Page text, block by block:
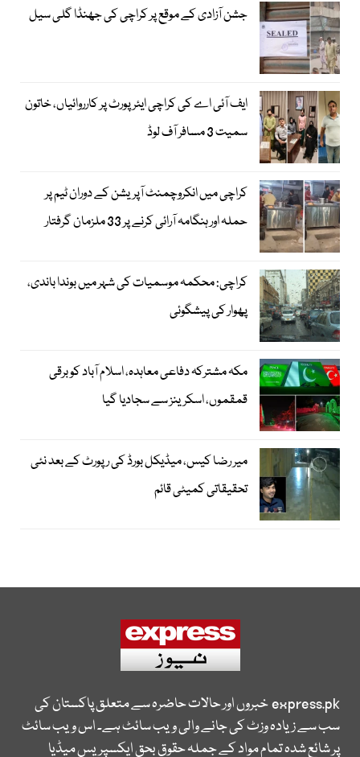
جشن آزادی کے موقع پر کراچی کی جھنڈا گلی سیل
ایف آئی اے کی کراچی ایئرپورٹ پر کارروائیاں، خاتون
سمیت 3 مسافر آف لوڈ
کراچی میں انکروچمنٹ آپریشن کے دوران ٹیم پر
حملہ اور ہنگامہ آرائی کرنے پر 33 ملزمان گرفتار
کراچی: محکمہ موسمیات کی شہر میں بوندا باندی،
پھوار کی پیشگوئی
مکہ مشترکہ دفاعی معاہدہ، اسلام آباد کو برقی
قمقموں، اسکرینز سے سجادیا گیا
میر رضا کیس، میڈیکل بورڈ کی رپورٹ کے بعد نئی
تحقیقاتی کمیٹی قائم
express.pkخبروں اور حالات حاضرہ سے متعلق پاکستان کی
سب سے زیادہ وزٹ کی جانے والی ویب سائٹ ہے۔ اس ویب سائٹ
پر شائع شدہ تمام مواد کے جملہ حقوق بحق ایکسپریس میڈیا